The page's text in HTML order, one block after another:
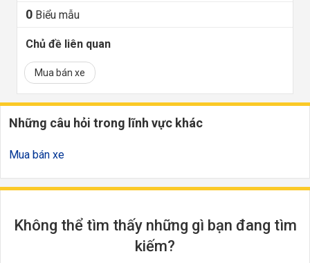
0 Biểu mẫu
Chủ đề liên quan
Mua bán xe
Những câu hỏi trong lĩnh vực khác
Mua bán xe
Không thể tìm thấy những gì bạn đang tìm
kiếm?